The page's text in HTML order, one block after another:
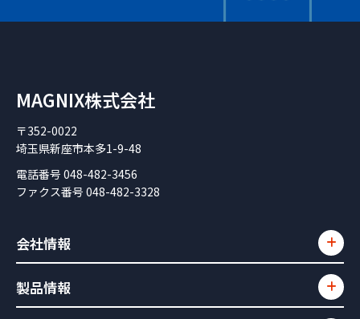
MAGNIX株式会社
〒352-0022
埼玉県新座市本多1-9-48
電話番号 048-482-3456
ファクス番号 048-482-3328
会社情報
製品情報